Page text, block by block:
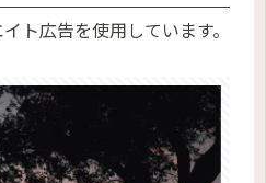
ト広告を使用しています。